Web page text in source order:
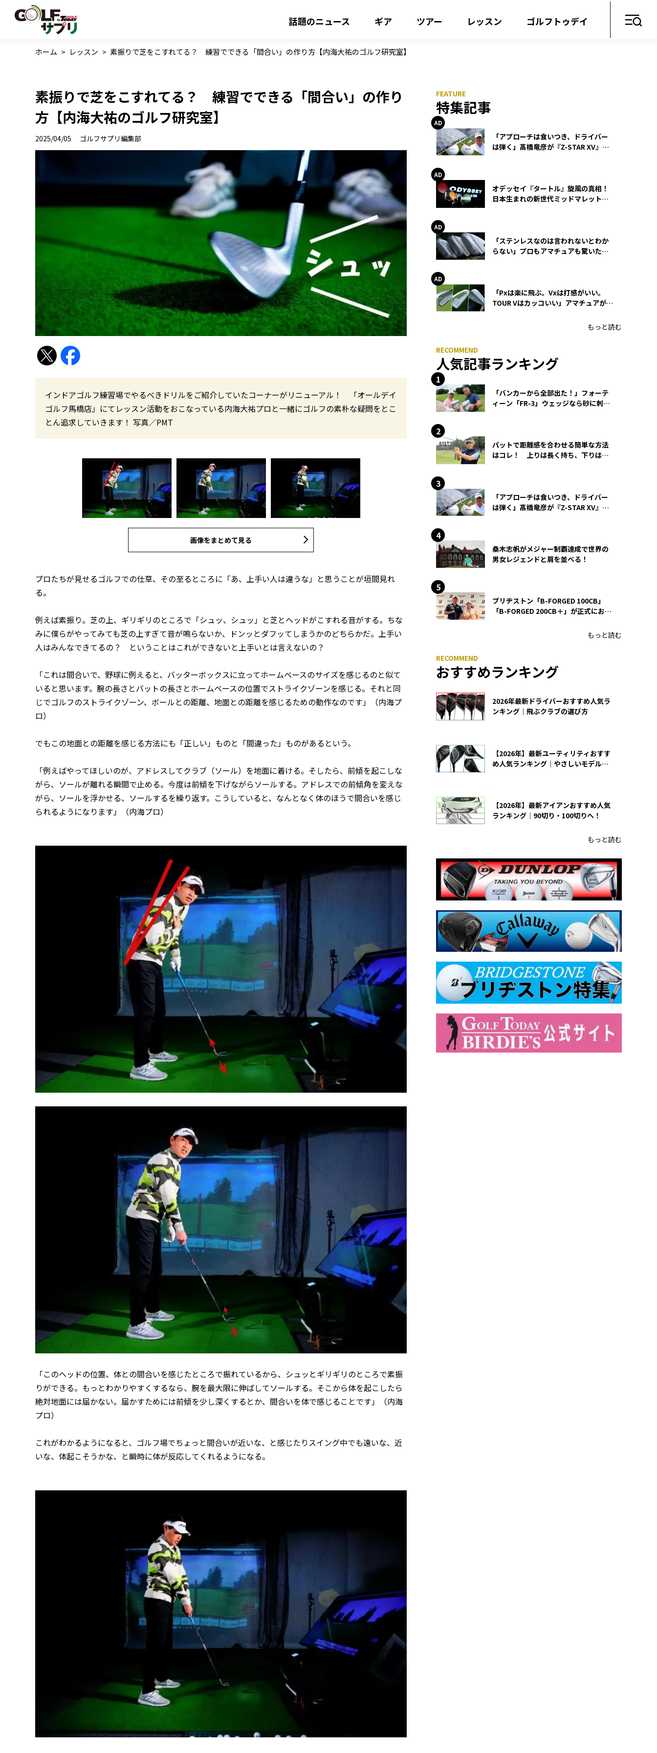
話題のニュース ギア ツアー レッスン ゴルフトゥデイ
ホーム > レッスン > 素振りで芝をこすれてる？ 練習でできる「間合い」の作り方【内海大祐のゴルフ研究室】
素振りで芝をこすれてる？ 練習でできる「間合い」の作り
方【内海大祐のゴルフ研究室】
2025/04/05 ゴルフサプリ編集部
インドアゴルフ練習場でやるべきドリルをご紹介していたコーナーがリニューアル！ 「オールデイ
ゴルフ馬橋店」にてレッスン活動をおこなっている内海大祐プロと一緒にゴルフの素朴な疑問をとこ
とん追求していきます！ 写真／PMT
画像をまとめて見る
プロたちが見せるゴルフでの仕草、その至るところに「あ、上手い人は違うな」と思うことが垣間見れ
る。
例えば素振り。芝の上、ギリギリのところで「シュッ、シュッ」と芝とヘッドがこすれる音がする。ちな
みに僕らがやってみても芝の上すぎて音が鳴らないか、ドンッとダフッてしまうかのどちらかだ。上手い
人はみんなできてるの？ ということはこれができないと上手いとは言えないの？
「これは間合いで、野球に例えると、バッターボックスに立ってホームベースのサイズを感じるのと似て
いると思います。腕の長さとバットの長さとホームベースの位置でストライクゾーンを感じる。それと同
じでゴルフのストライクゾーン、ボールとの距離、地面との距離を感じるための動作なのです」（内海プ
ロ）
でもこの地面との距離を感じる方法にも「正しい」ものと「間違った」ものがあるという。
「例えばやってほしいのが、アドレスしてクラブ（ソール）を地面に着ける。そしたら、前傾を起こしな
がら、ソールが離れる瞬間で止める。今度は前傾を下げながらソールする。アドレスでの前傾角を変えな
がら、ソールを浮かせる、ソールするを繰り返す。こうしていると、なんとなく体のほうで間合いを感じ
られるようになります」（内海プロ）
「このヘッドの位置、体との間合いを感じたところで振れているから、シュッとギリギリのところで素振
りができる。もっとわかりやすくするなら、腕を最大限に伸ばしてソールする。そこから体を起こしたら
絶対地面には届かない。届かすためには前傾を少し深くするとか、間合いを体で感じることです」（内海
プロ）
これがわかるようになると、ゴルフ場でちょっと間合いが近いな、と感じたりスイング中でも遠いな、近
いな、体起こそうかな、と瞬時に体が反応してくれるようになる。
特集記事
「アプローチは食いつき、ドライバー
は弾く」髙橋竜彦が『Z-STAR XV』を
オデッセイ『タートル』旋風の真相！
日本生まれの新世代ミッドマレットが
「ステンレスなのは言われないとわか
らない」プロもアマチュアも驚いた
「Pxは楽に飛ぶ。Vxは打感がいい。
TOUR Vはカッコいい」アマチュアが選
もっと読む
人気記事ランキング
「バンカーから全部出た！」フォーテ
ィーン「FR-3」ウェッジなら砂に刺さ
パットで距離感を合わせる簡単な方法
はコレ！ 上りは長く持ち、下りは短
「アプローチは食いつき、ドライバー
は弾く」髙橋竜彦が『Z-STAR XV』を
桑木志帆がメジャー制覇達成で世界の
男女レジェンドと肩を並べる！
ブリヂストン「B-FORGED 100CB」
「B-FORGED 200CB＋」が正式にお披
もっと読む
おすすめランキング
2026年最新ドライバーおすすめ人気ラ
ンキング｜飛ぶクラブの選び方
【2026年】最新ユーティリティおすす
め人気ランキング｜やさしいモデルの
【2026年】最新アイアンおすすめ人気
ランキング｜90切り・100切りへ！
もっと読む